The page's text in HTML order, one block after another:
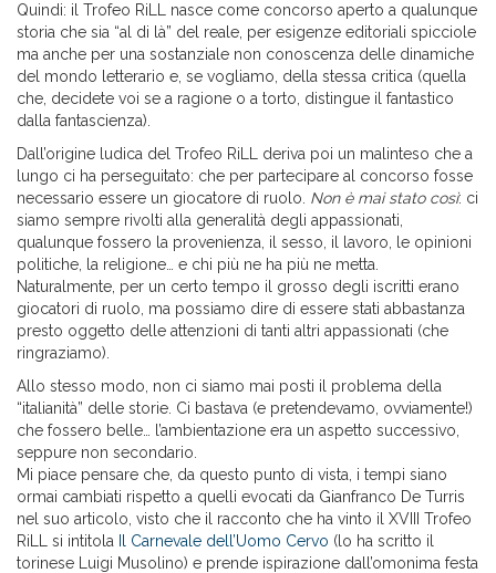
Quindi: il Trofeo RiLL nasce come concorso aperto a qualunque
storia che sia “al di là” del reale, per esigenze editoriali spicciole
ma anche per una sostanziale non conoscenza delle dinamiche
del mondo letterario e, se vogliamo, della stessa critica (quella
che, decidete voi se a ragione o a torto, distingue il fantastico
dalla fantascienza).
Dall’origine ludica del Trofeo RiLL deriva poi un malinteso che a
lungo ci ha perseguitato: che per partecipare al concorso fosse
necessario essere un giocatore di ruolo. Non è mai stato così: ci
siamo sempre rivolti alla generalità degli appassionati,
qualunque fossero la provenienza, il sesso, il lavoro, le opinioni
politiche, la religione… e chi più ne ha più ne metta.
Naturalmente, per un certo tempo il grosso degli iscritti erano
giocatori di ruolo, ma possiamo dire di essere stati abbastanza
presto oggetto delle attenzioni di tanti altri appassionati (che
ringraziamo).
Allo stesso modo, non ci siamo mai posti il problema della
“italianità” delle storie. Ci bastava (e pretendevamo, ovviamente!)
che fossero belle… l’ambientazione era un aspetto successivo,
seppure non secondario.
Mi piace pensare che, da questo punto di vista, i tempi siano
ormai cambiati rispetto a quelli evocati da Gianfranco De Turris
nel suo articolo, visto che il racconto che ha vinto il XVIII Trofeo
RiLL si intitola
Il Carnevale dell’Uomo Cervo (lo ha scritto il
torinese Luigi Musolino) e prende ispirazione dall’omonima festa